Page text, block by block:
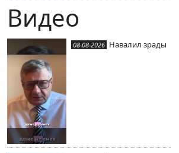
Видео
08-08-2026 Навалил зрады